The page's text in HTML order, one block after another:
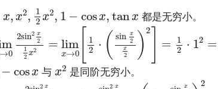
x, x2, 1
2 x2, 1 − cosx, tanx
2 2 x2 1
都是无穷小。
0
2sin2 x
2
1
2 x2 = lim
x→0[
1
2 ⋅ ( sin x
2
x
2 ) 2
=
1
2 ⋅ 12 =
x = lim → sin x x2=lim x →0
− cosx
cosx 与x2
2 是同阶无穷小。
2 x 2 x x 2
2x 2 lim → 02sin 2 x 2 2 x 2